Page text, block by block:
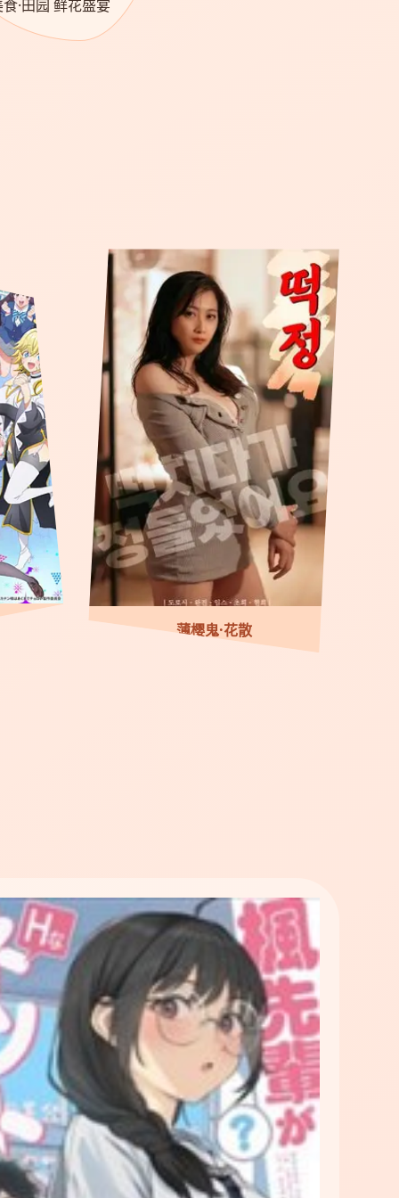
·田园 鲜花盛宴
薄樱鬼·花散